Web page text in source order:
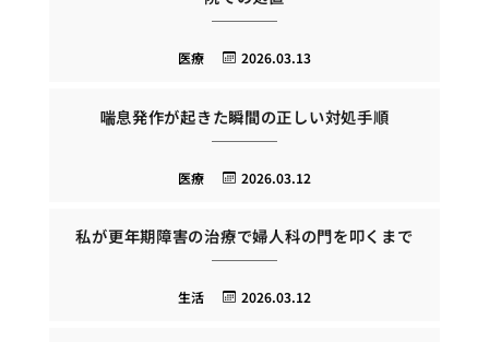
2026.03.13
医療
喘息発作が起きた瞬間の正しい対処手順
2026.03.12
医療
私が更年期障害の治療で婦人科の門を叩くまで
2026.03.12
生活